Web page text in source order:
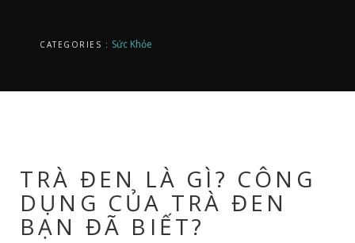
CATEGORIES : Sức Khỏe
TRÀ ĐEN LÀ GÌ? CÔNG
DỤNG CỦA TRÀ ĐEN
BẠN ĐÃ BIẾT?